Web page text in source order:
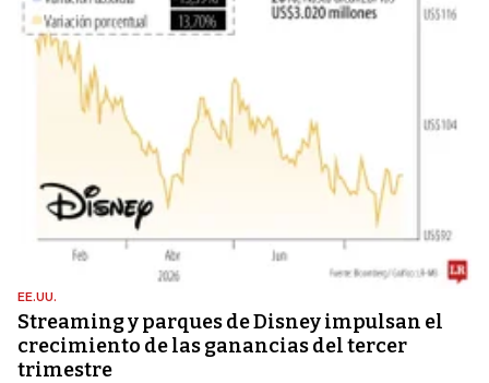
EE.UU.
Streaming y parques de Disney impulsan el
crecimiento de las ganancias del tercer
trimestre